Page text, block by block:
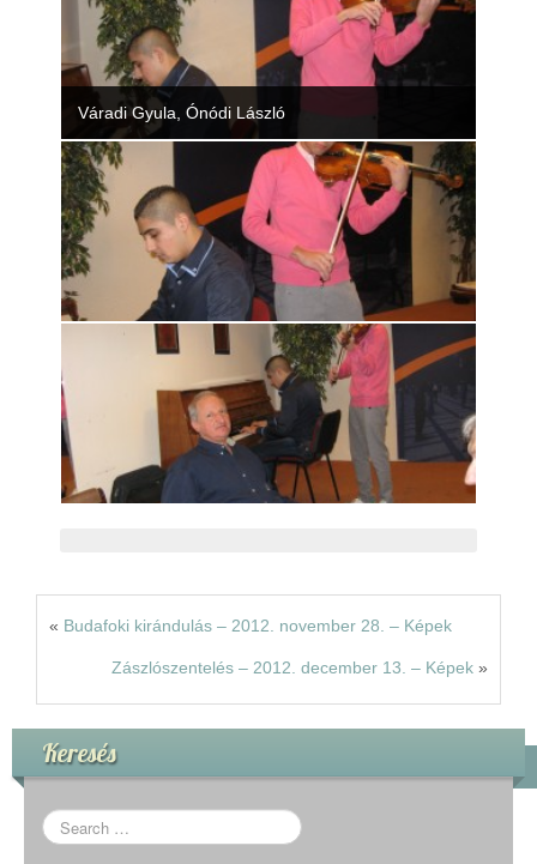
Váradi Gyula, Ónódi László
« Budafoki kirándulás – 2012. november 28. – Képek
Zászlószentelés – 2012. december 13. – Képek »
Keresés